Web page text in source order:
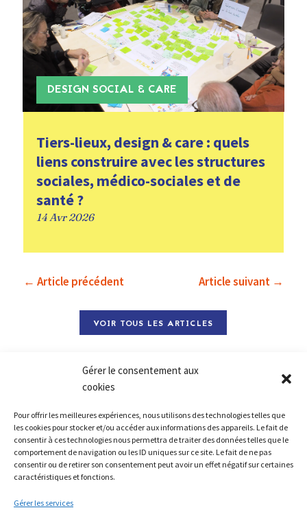
Gérer le consentement aux
cookies
Pour offrir les meilleures expériences, nous utilisons des technologies telles que
les cookies pour stocker et/ou accéder aux informations des appareils. Le fait de
consentir à ces technologies nous permettra de traiter des données telles que le
comportement de navigation ou les ID uniques sur ce site. Le fait de ne pas
consentir ou de retirer son consentement peut avoir un effet négatif sur certaines
caractéristiques et fonctions.
Gérer les services
DESIGN SOCIAL & CARE
Tiers-lieux, design & care : quels
liens construire avec les structures
sociales, médico-sociales et de
santé ?
14 Avr 2026
← Article précédent Article suivant →
VOIR TOUS LES ARTICLES